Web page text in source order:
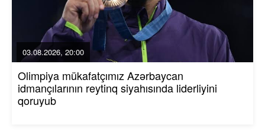
03.08.2026, 20:00
Olimpiya mükafatçımız Azərbaycan
idmançılarının reytinq siyahısında liderliyini
qoruyub